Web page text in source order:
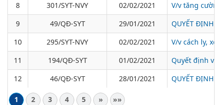
8 301/SYT-NVY 02/02/2021
V/v tăng
9
49/QĐ-SYT 29/01/2021
QUYẾT ĐỊNH
10
295/SYT-NVY 02/02/2021
V/v cách ly,
11
194/QĐ-SYT 01/02/2021
Quyết định về
12
46/QĐ-SYT 28/01/2021 QUYẾT ĐỊNH
1 2 3 4 5 » »»